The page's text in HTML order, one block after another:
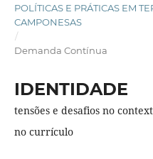
POLÍTICAS E PRÁTICAS EM
CAMPONESAS
/
Demanda Contínua
IDENTIDADE
tensões e desafios no
no currículo